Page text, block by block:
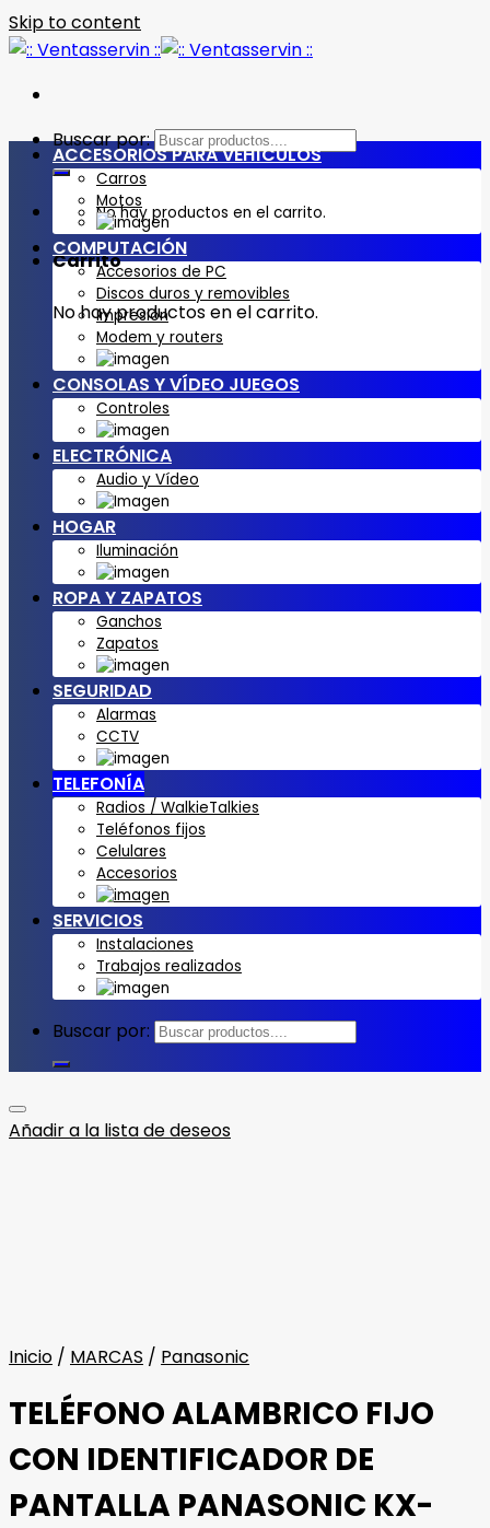
Skip to content
Buscar por:
No hay productos en el carrito.
Carrito
No hay productos en el carrito.
ACCESORIOS PARA VEHÍCULOS
Carros
Motos
COMPUTACIÓN
Accesorios de PC
Discos duros y removibles
Impresión
Modem y routers
CONSOLAS Y VÍDEO JUEGOS
Controles
ELECTRÓNICA
Audio y Vídeo
HOGAR
Iluminación
ROPA Y ZAPATOS
Ganchos
Zapatos
SEGURIDAD
Alarmas
CCTV
TELEFONÍA
Radios / WalkieTalkies
Teléfonos fijos
Celulares
Accesorios
SERVICIOS
Instalaciones
Trabajos realizados
Buscar por:
Añadir a la lista de deseos
Inicio / MARCAS / Panasonic
TELÉFONO ALAMBRICO FIJO
CON IDENTIFICADOR DE
PANTALLA PANASONIC KX-